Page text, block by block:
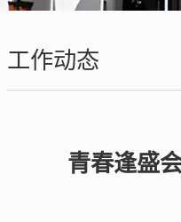
工作动态
青春逢盛